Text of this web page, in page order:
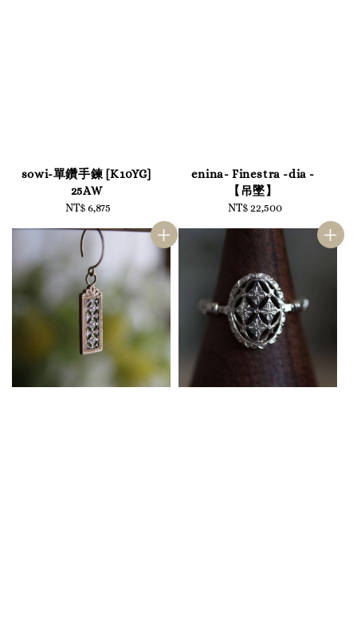
sowi-單鑽手鍊 [K10YG]
25AW
Regular
NT$ 6,875
enina- Finestra -dia -
【吊墜】
Regular
NT$ 22,500